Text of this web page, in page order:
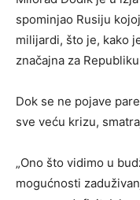
spominjao Rusiju
milijardi, što je, kako
značajna za
Dok se ne pojave
sve veću krizu,
„Ono što vidimo u
mogućnosti